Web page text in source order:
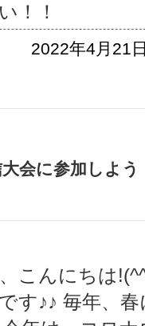
！！
2022年4月21
会に参加しよう
こんにちは
す♪♪ 毎年、